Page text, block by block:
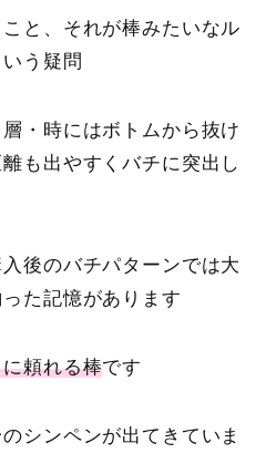
と、それが棒みたいなル
う疑問
・時にはボトムから抜け
も出やすくバチに突出し
後のバチパターンでは大
た記憶があります
頼れる棒です
シンペンが出てきていま